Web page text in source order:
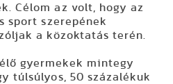
Célom az volt, hogy az
sport szerepének
a közoktatás terén.
gyermekek mintegy
túlsúlyos, 50 százalékuk